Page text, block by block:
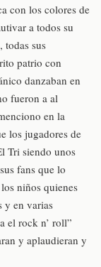
con los colores de
a todos su
todas sus
patrio con
danzaban en
fueron a al
en la
los jugadores de
Tri siendo unos
fans que lo
niños quienes
y en varias
el rock n’ roll”
y aplaudieran y